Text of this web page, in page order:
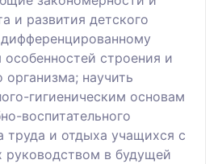
и развития детского
строения и
организма; научить
гигиеническим основам
воспитательного
труда и отдыха учащихся с
руководством в будущей